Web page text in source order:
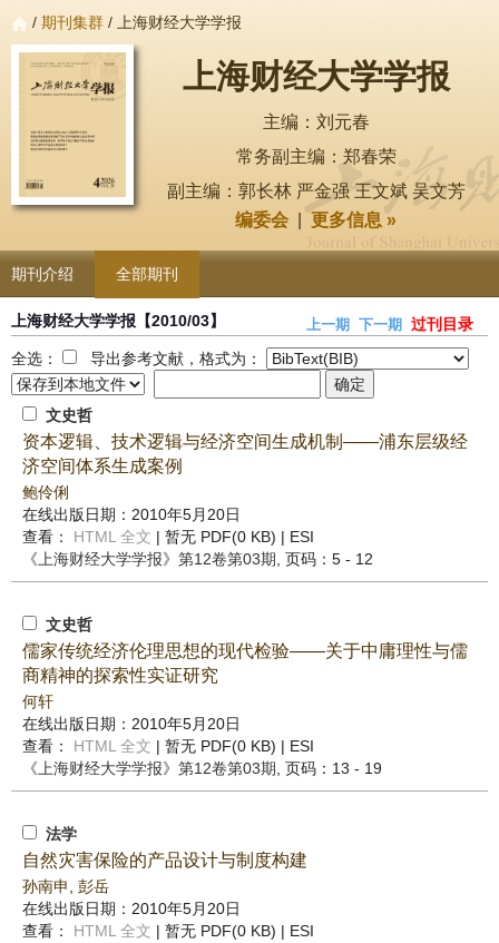
/ 期刊集群 / 上海财经大学学报
上海财经大学学报
主编：刘元春
常务副主编：郑春荣
副主编：郭长林 严金强 王文斌 吴文芳
编委会 |更多信息 »
期刊介绍 全部期刊
上海财经大学学报 【2010/03】 上一期 下一期
过刊目录
全选：
导出参考文献，格式为：
文史哲
资本逻辑、技术逻辑与经济空间生成机制——浦东层级经
济空间体系生成案例
鲍伶俐
在线出版日期：2010年5月20日
查看： HTML 全文 | 暂无 PDF(0 KB) | ESI
《上海财经大学学报》 第12卷第03期 , 页码：5 - 12
文史哲
儒家传统经济伦理思想的现代检验——关于中庸理性与儒
商精神的探索性实证研究
何轩
在线出版日期：2010年5月20日
查看： HTML 全文 | 暂无 PDF(0 KB) | ESI
《上海财经大学学报》 第12卷第03期 , 页码：13 - 19
法学
自然灾害保险的产品设计与制度构建
孙南申
彭岳
在线出版日期：2010年5月20日
查看： HTML 全文 | 暂无 PDF(0 KB) | ESI